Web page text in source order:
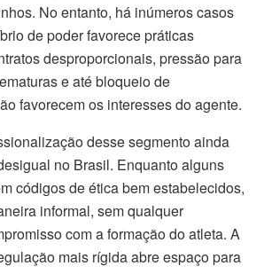
No entanto, há inúmeros casos
de poder favorece práticas
desproporcionais, pressão para
e até bloqueio de
favorecem os interesses do agente.
desse segmento ainda
no Brasil. Enquanto alguns
códigos de ética bem estabelecidos,
informal, sem qualquer
com a formação do atleta. A
mais rígida abre espaço para